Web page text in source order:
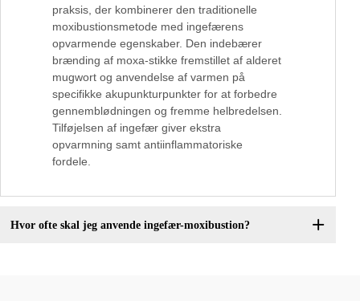
praksis, der kombinerer den traditionelle
moxibustionsmetode med ingefærens
opvarmende egenskaber. Den indebærer
brænding af moxa-stikke fremstillet af alderet
mugwort og anvendelse af varmen på
specifikke akupunkturpunkter for at forbedre
gennemblødningen og fremme helbredelsen.
Tilføjelsen af ingefær giver ekstra
opvarmning samt antiinflammatoriske
fordele.
Hvor ofte skal jeg anvende ingefær-moxibustion?